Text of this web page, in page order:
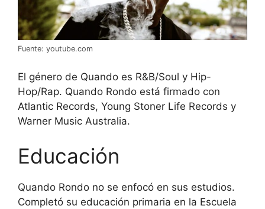
Fuente: youtube.com
El género de Quando es R&B/Soul y Hip-
Hop/Rap. Quando Rondo está firmado con
Atlantic Records, Young Stoner Life Records y
Warner Music Australia.
Educación
Quando Rondo no se enfocó en sus estudios.
Completó su educación primaria en la Escuela